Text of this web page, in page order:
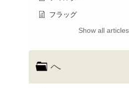
フラッグ
Show all
へ